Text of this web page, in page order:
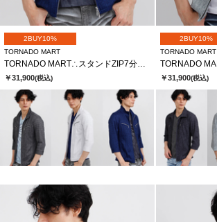
2BUY10%
TORNADO MART
TORNADO MART∴スタンドZIP7分袖ブルゾン
￥31,900(税込)
2BUY10%
TORNADO MART
￥31,900(税込)